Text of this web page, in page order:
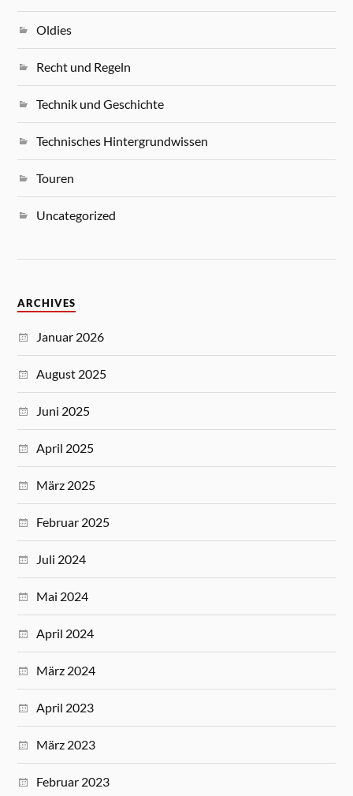
Oldies
Recht und Regeln
Technik und Geschichte
Technisches Hintergrundwissen
Touren
Uncategorized
ARCHIVES
Januar 2026
August 2025
Juni 2025
April 2025
März 2025
Februar 2025
Juli 2024
Mai 2024
April 2024
März 2024
April 2023
März 2023
Februar 2023